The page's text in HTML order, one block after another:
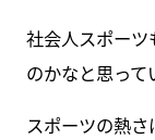
社会人スポーツ
のかなと思って
スポーツの熱